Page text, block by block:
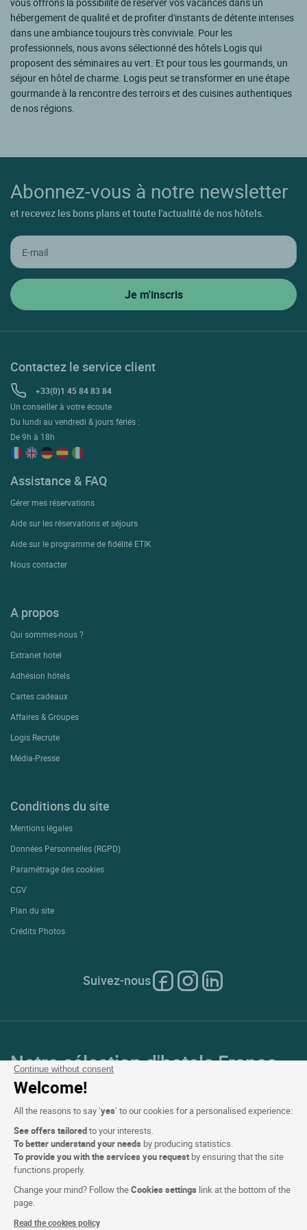
Continue without consent
Welcome!
All the reasons to say ‘yes’ to our cookies for a personalised experience:
See offers tailoredto your interests.
To better understand your needs by producing statistics.
To provide you with the services you request by ensuring that the site
functions properly.
Change your mind? Follow theCookies settings link at the bottom of the
page.
Read the cookies policy
hébergement de qualité et de profiter d'instants de détente intenses
dans une ambiance toujours très conviviale. Pour les
professionnels, nous avons sélectionné des hôtels Logis qui
proposent des séminaires au vert. Et pour tous les gourmands, un
séjour en hôtel de charme. Logis peut se transformer en une étape
gourmande à la rencontre des terroirs et des cuisines authentiques
de nos régions.
Abonnez-vous à notre newsletter
et recevez les bons plans et toute l'actualité de nos hôtels.
Contactez le service client
+33(0)1 45 84 83 84
Un conseiller à votre écoute
Du lundi au vendredi & jours fériés :
De 9h à 18h
Assistance & FAQ
Gérer mes réservations
Aide sur les réservations et séjours
Aide sur le programme de fidélité ETIK
Nous contacter
A propos
Qui sommes-nous ?
Extranet hotel
Adhésion hôtels
Cartes cadeaux
Affaires & Groupes
Logis Recrute
Média-Presse
Conditions du site
Mentions légales
Données Personnelles (RGPD)
Paramétrage des cookies
CGV
Plan du site
Crédits Photos
Suivez-nous
Notre sélection d'hotels France
et en Europe
Top Pays
Top Régions
Top Villes
Top Hotels